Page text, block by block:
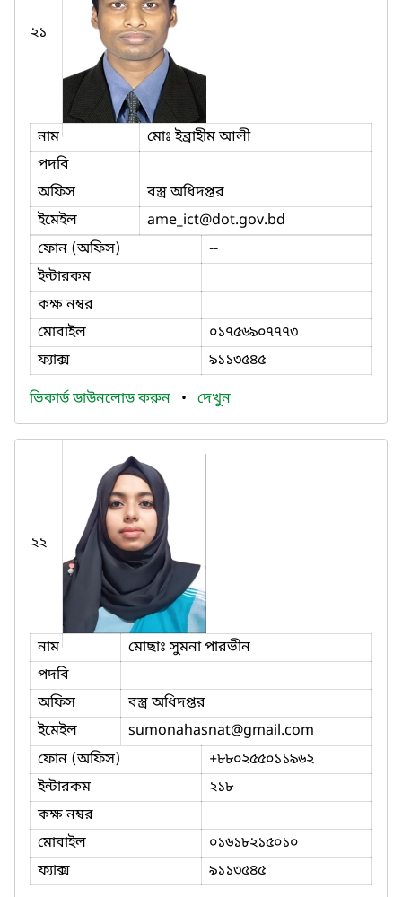
২১
নাম
মোঃ ইব্রাহীম আলী
পদবি
অফিস
বস্ত্র অধিদপ্তর
ইমেইল
ame_ict@dot.gov.bd
ফোন (অফিস)
--
ইন্টারকম
কক্ষ নম্বর
মোবাইল
০১৭৫৬৯০৭৭৭৩
ফ্যাক্স
৯১১৩৫৪৫
ভিকার্ড ডাউনলোড করুন • দেখুন
২২
নাম
মোছাঃ সুমনা পারভীন
পদবি
অফিস
বস্ত্র অধিদপ্তর
ইমেইল
sumonahasnat@gmail.com
ফোন (অফিস)
+৮৮০২৫৫০১১৯৬২
ইন্টারকম
২১৮
কক্ষ নম্বর
মোবাইল
০১৬১৮২১৫০১০
ফ্যাক্স
৯১১৩৫৪৫